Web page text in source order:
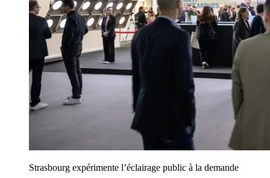
Strasbourg expérimente l’éclairage public à la demande